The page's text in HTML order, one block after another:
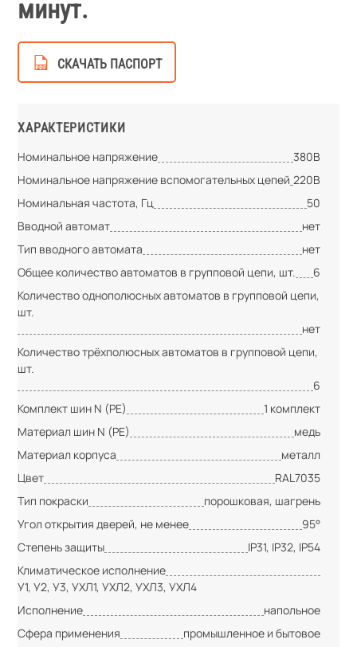
минут.
СКАЧАТЬ ПАСПОРТ
ХАРАКТЕРИСТИКИ
Номинальное напряжение
380В
Номинальное напряжение вспомогательных цепей 220В
Номинальная частота, Гц
50
Вводной автомат
нет
Тип вводного автомата
нет
Общее количество автоматов в групповой цепи, шт.
6
Количество однополюсных автоматов в групповой цепи,
шт.
нет
Количество трёхполюсных автоматов в групповой цепи,
шт.
6
Комплект шин N (PE)
1 комплект
Материал шин N (PE)
медь
Материал корпуса
металл
Цвет
RAL7035
Тип покраски
порошковая, шагрень
Угол открытия дверей, не менее
95°
Степень защиты
IP31, IP32, IP54
Климатическое исполнение
У1, У2, У3, УХЛ1, УХЛ2, УХЛ3, УХЛ4
Исполнение
напольное
Сфера применения
промышленное и бытовое